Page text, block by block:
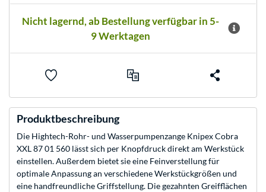
Nicht lagernd, ab Bestellung verfügbar in 5-
9 Werktagen
Produktbeschreibung
Die Hightech-Rohr- und Wasserpumpenzange Knipex Cobra
XXL 87 01 560 lässt sich per Knopfdruck direkt am Werkstück
einstellen. Außerdem bietet sie eine Feinverstellung für
optimale Anpassung an verschiedene Werkstückgrößen und
eine handfreundliche Griffstellung. Die gezahnten Greifflächen